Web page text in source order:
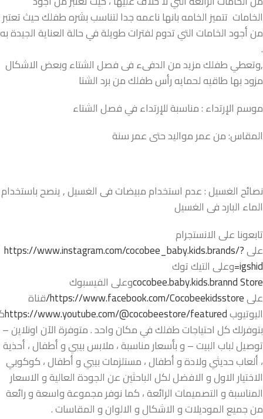
الخامات تتميز الخامه بانها ناعمه جدا لتناسب بشره طفلك حيث تعتبر
من أجود الخامات التي تدوم لفترات طويلة في حالة العناية الجيدة به
.
,وتعطي طفلك مزيد من الدفىء فى فصل الشتاء وبعض الاشكال
مزود بها طاقيه لحمايه رأس طفلك من برد الشتا
موسم الإرتداء : مناسبة للإرتداء في فصل الشتاء
المقاس: من عمر مواليد حتى عمر سنة
نصائح الغسيل : عدم استخدام مبيضات فى الغسيل , ينصح باستخدام
الماء البارد فى الغسيل
تابعونا على الانستجرام
علىhttps://www.instagram.com/cocobee_baby.kids.brands/?
igshid= وعلى التيك توك
cocobee.baby.kids.brannd Storeوعلى الفيسبوك
علىhttps://www.facebook.com/Cocobeekidsstore/ قناة
اليوتيوبhttps://www.youtube.com/@cocobeestore/featured
بتوفرلك كل احتياجات طفلك في مكان واحد . متوفرة الآن اونلاين –
توصيل لباب البيت – و بأسعار مناسبة ، ملابس بيبي و أطفال ، أحذية
، ألعاب حديثي ولادة و أطفال ، مستلزمات بيبي و أطفال ، كوكوبي
الاختيار الاول و الافضل لكل الباحثين عن الجودة العالية و الاسعار
المناسبة و التصميمات الرائعة ، كما نوفر مجموعة واسعة و رائعة
من جميع الموديلات و الاشكال و الالوان و المقاسات .